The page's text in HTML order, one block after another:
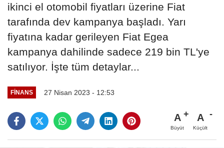
ikinci el otomobil fiyatları üzerine Fiat
tarafında dev kampanya başladı. Yarı
fiyatına kadar gerileyen Fiat Egea
kampanya dahilinde sadece 219 bin TL'ye
satılıyor. İşte tüm detaylar...
FINANS 27 Nisan 2023 - 12:53
A
Büyüt
A
Küçült